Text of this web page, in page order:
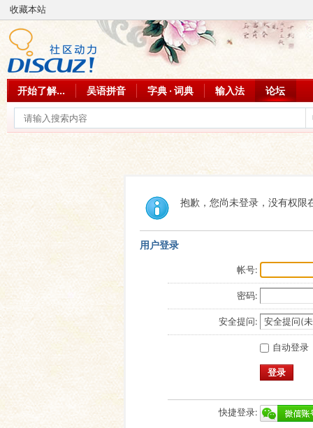
收藏本站
开始了解... 吴语拼音 字典 · 词典 输入法 论坛
抱歉，您尚未登录，没有权限
用户登录
帐号:
密码:
安全提问:
自动登录
登录
快捷登录: